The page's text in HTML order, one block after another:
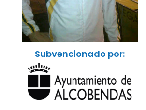
Subvencionado por: